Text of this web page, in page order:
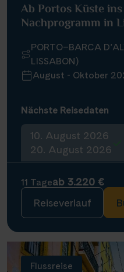
Ab Portos Küste
Nachprogramm in
PORTO–BARCA
LISSABON)
August - Oktober
Nächste Reisedaten
10. August 2026
20. August 2026
11 Tageab 3.220 €
Reiseverlauf
Flussreise